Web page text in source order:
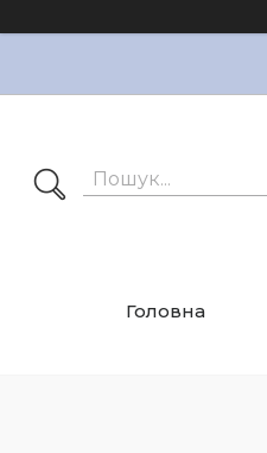
Головна